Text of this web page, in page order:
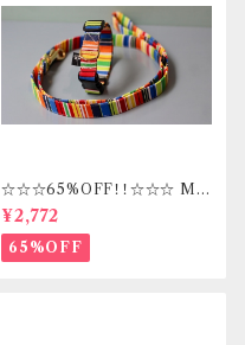
☆☆☆65%OFF！！☆☆☆ Mサ
イズ 首輪&リードセット _ フント
ヒュッテオリジナル
¥2,772
65%OFF